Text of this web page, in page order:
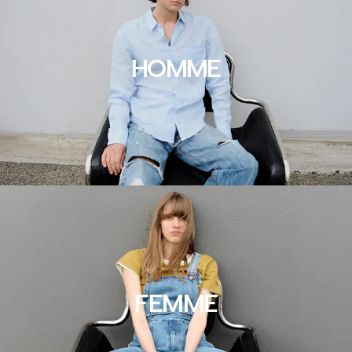
HOMME
FEMME